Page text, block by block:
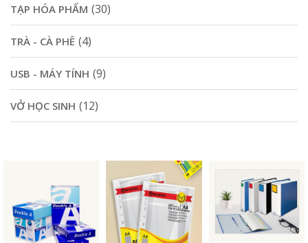
TẠP HÓA PHẨM (30)
TRÀ - CÀ PHÊ (4)
USB - MÁY TÍNH (9)
VỞ HỌC SINH (12)